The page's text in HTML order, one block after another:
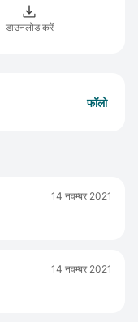
डाउनलोड करें
फॉलो
14 नवम्बर 2021
14 नवम्बर 2021